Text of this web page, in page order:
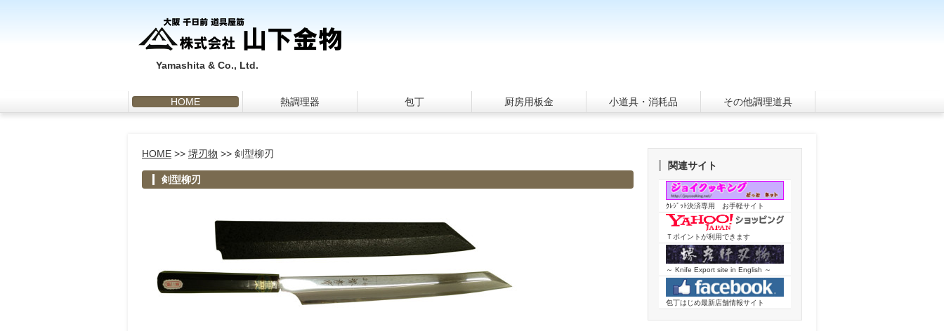
Yamashita & Co., Ltd.
HOME 熱調理器 包丁 厨房用板金 小道具・消耗品 その他調理道具
HOME >> 堺刃物 >> 剣型柳刃
剣型柳刃
関連サイト
ｸﾚｼﾞｯﾄ決済専用 お手軽サイト
Ｔポイントが利用できます
～ Knife Export site in English ～
包丁はじめ最新店舗情報サイト